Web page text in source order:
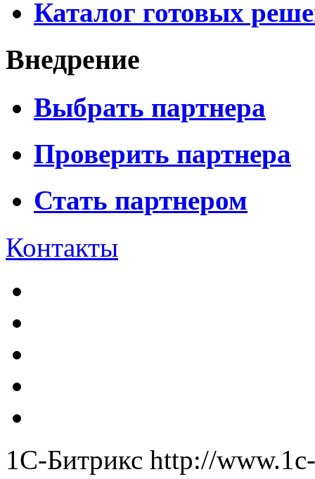
Каталог готовых
Внедрение
Выбрать партнера
Проверить партнера
Стать партнером
Контакты
1С-Битрикс http://